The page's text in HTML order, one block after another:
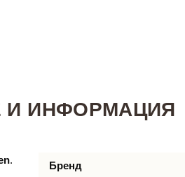
И ИНФОРМАЦИЯ
. Бренд